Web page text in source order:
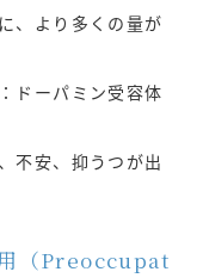
、より多くの量が
：ドーパミン受容体
不安、抑うつが出
（Preoccupat